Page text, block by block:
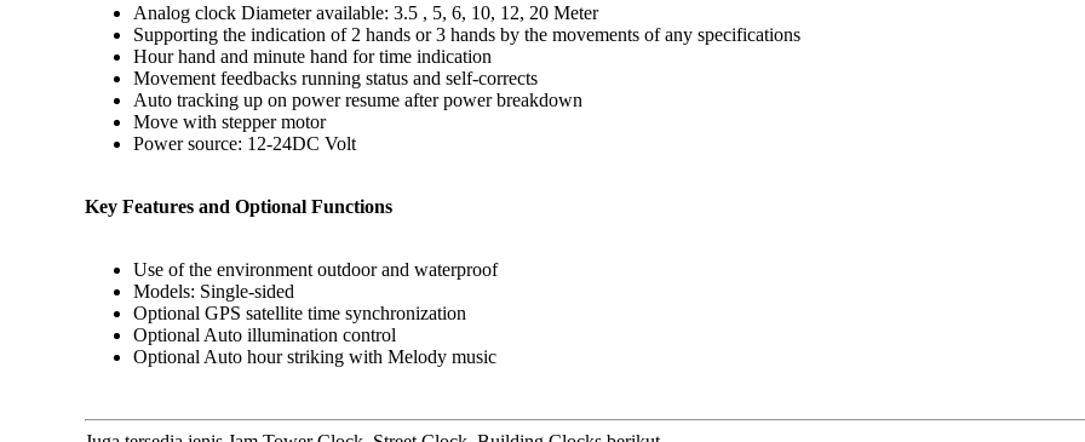
Analog clock Diameter available: 3.5 , 5, 6, 10, 12, 20 Meter
Supporting the indication of 2 hands or 3 hands by the movements of any specifications
Hour hand and minute hand for time indication
Movement feedbacks running status and self-corrects
Auto tracking up on power resume after power breakdown
Move with stepper motor
Power source: 12-24DC Volt
Key Features and Optional Functions
Use of the environment outdoor and waterproof
Models: Single-sided
Optional GPS satellite time synchronization
Optional Auto illumination control
Optional Auto hour striking with Melody music